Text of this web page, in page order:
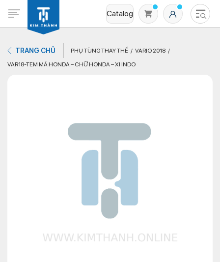
Catalog
Không có sản phẩm nào trong giỏ hàng
TRANG CHỦ PHỤ TÙNG THAY THẾ
VARIO 2018
VAR18-TEM MÁ HONDA – CHỮ HONDA – XI INDO